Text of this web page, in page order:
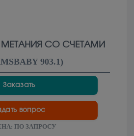
МЕТАНИЯ СО СЧЕТАМИ
903.1)
Заказать
вопрос
ПО ЗАПРОСУ